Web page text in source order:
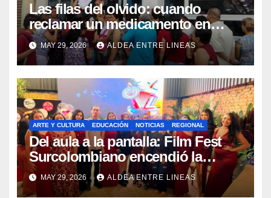
Las filas del olvido: cuando
reclamar un medicamento en
Pitalito se convierte en una
odisea
MAY 29, 2026 ALDEA ENTRE LINEAS
ARTE Y CULTURA EDUCACIÓN NOTICIAS REGIONAL
Del aula a la pantalla: Film Fest
Surcolombiano encendió la
creatividad audiovisual en Pitalito
MAY 29, 2026 ALDEA ENTRE LINEAS